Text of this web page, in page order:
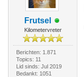
Frutsel
Kilometervreter
Berichten: 1.871
Topics: 11
Lid sinds: Jul 2019
Bedankt: 1051